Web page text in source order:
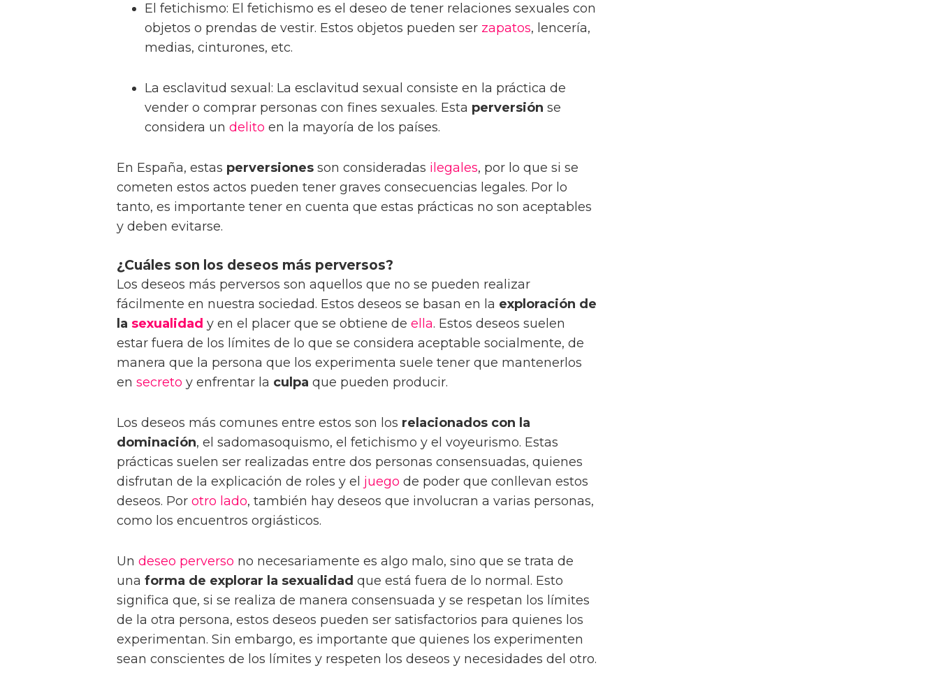
El fetichismo: El fetichismo es el deseo de tener relaciones sexuales con
objetos o prendas de vestir. Estos objetos pueden ser zapatos, lencería,
medias, cinturones, etc.
La esclavitud sexual: La esclavitud sexual consiste en la práctica de
vender o comprar personas con fines sexuales. Esta perversión se
considera un delito en la mayoría de los países.
En España, estas perversiones son consideradas ilegales, por lo que si se
cometen estos actos pueden tener graves consecuencias legales. Por lo
tanto, es importante tener en cuenta que estas prácticas no son aceptables
y deben evitarse.
¿Cuáles son los deseos más perversos?
Los deseos más perversos son aquellos que no se pueden realizar
fácilmente en nuestra sociedad. Estos deseos se basan en la exploración de
la sexualidad y en el placer que se obtiene de ella. Estos deseos suelen
estar fuera de los límites de lo que se considera aceptable socialmente, de
manera que la persona que los experimenta suele tener que mantenerlos
en secreto y enfrentar la culpa que pueden producir.
Los deseos más comunes entre estos son los relacionados con la
dominación, el sadomasoquismo, el fetichismo y el voyeurismo. Estas
prácticas suelen ser realizadas entre dos personas consensuadas, quienes
disfrutan de la explicación de roles y el juego de poder que conllevan estos
deseos. Por otro lado, también hay deseos que involucran a varias personas,
como los encuentros orgiásticos.
Un deseo perverso no necesariamente es algo malo, sino que se trata de
una forma de explorar la sexualidad que está fuera de lo normal. Esto
significa que, si se realiza de manera consensuada y se respetan los límites
de la otra persona, estos deseos pueden ser satisfactorios para quienes los
experimentan. Sin embargo, es importante que quienes los experimenten
sean conscientes de los límites y respeten los deseos y necesidades del otro.